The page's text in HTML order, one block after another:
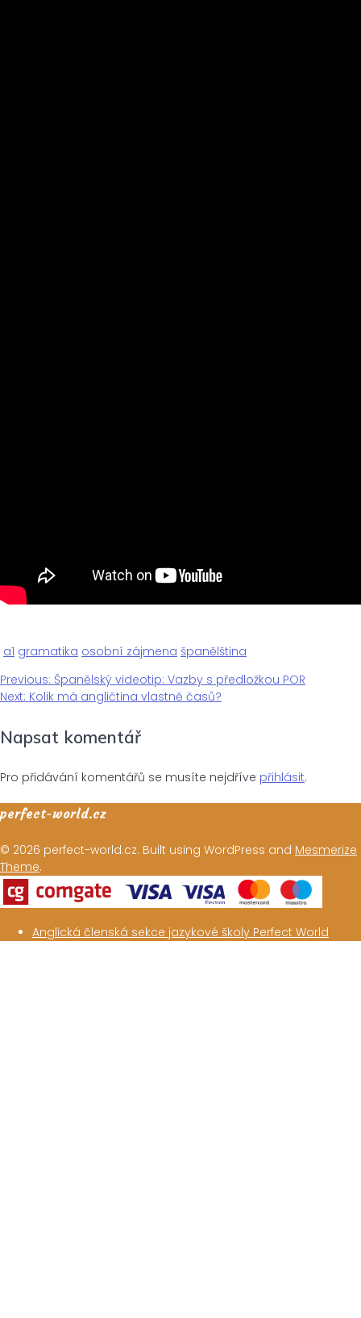
a1 gramatika osobní zájmena španělština
Navigace
pro
příspěvek
Previous: Previous
post:
Španělský videotip: Vazby s předložkou POR
Next: Next
Kolik má angličtina vlastně časů?
Napsat komentář
Pro přidávání komentářů se musíte nejdříve přihlásit.
perfect-world.cz
© 2026 perfect-world.cz. Built using WordPress and Mesmerize
Theme.
Anglická členská sekce jazykové školy Perfect World